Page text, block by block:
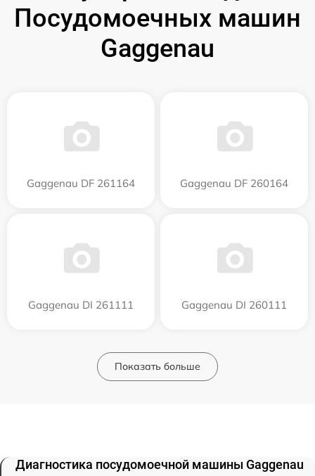
Посудомоечных машин
Gaggenau
Gaggenau DF 261164 Gaggenau DF 260164
Gaggenau DI 261111 Gaggenau DI 260111
Показать больше
Диагностика посудомоечной машины Gaggenau